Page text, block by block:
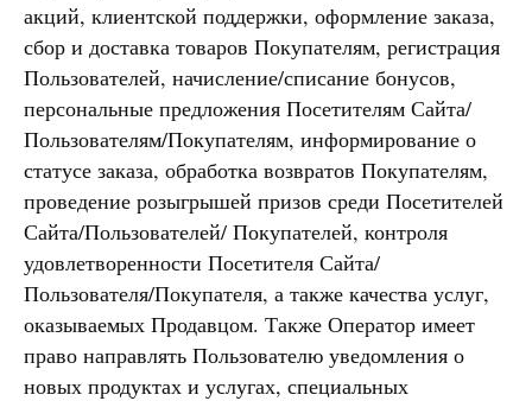
акций, клиентской поддержки, оформление заказа,
сбор и доставка товаров Покупателям, регистрация
Пользователей, начисление/списание бонусов,
персональные предложения Посетителям Сайта/
Пользователям/Покупателям, информирование о
статусе заказа, обработка возвратов Покупателям,
проведение розыгрышей призов среди Посетителей
Сайта/Пользователей/ Покупателей, контроля
удовлетворенности Посетителя Сайта/
Пользователя/Покупателя, а также качества услуг,
оказываемых Продавцом. Также Оператор имеет
право направлять Пользователю уведомления о
новых продуктах и услугах, специальных